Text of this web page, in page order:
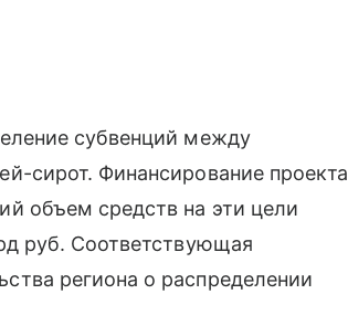
субвенций между
сирот. Финансирование проекта
объем средств на эти цели
руб. Соответствующая
региона о распределении